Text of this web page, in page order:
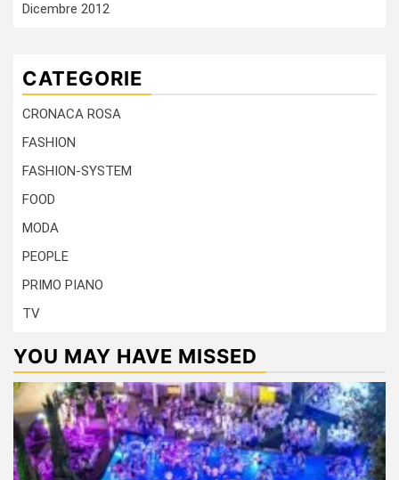
Dicembre 2012
CATEGORIE
CRONACA ROSA
FASHION
FASHION-SYSTEM
FOOD
MODA
PEOPLE
PRIMO PIANO
TV
YOU MAY HAVE MISSED